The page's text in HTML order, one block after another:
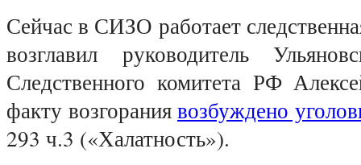
Сейчас в СИЗО работает
возглавил руководитель
Следственного комитета РФ
факту возгораниявозбуждено
293 ч.3 («Халатность»).